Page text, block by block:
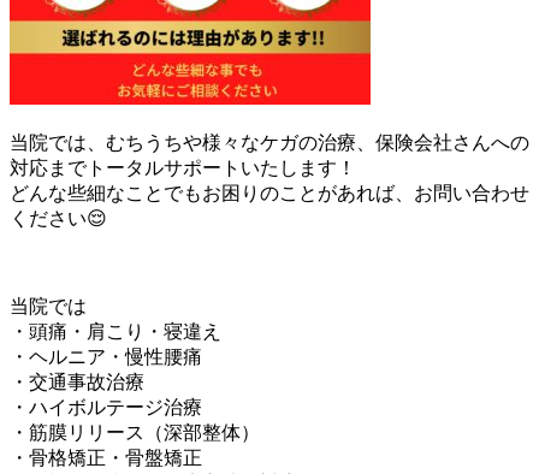
当院では、むちうちや様々なケガの治療、保険会社さんへの
対応までトータルサポートいたします！
どんな些細なことでもお困りのことがあれば、お問い合わせ
ください😌
当院では
・頭痛・肩こり・寝違え
・ヘルニア・慢性腰痛
・交通事故治療
・ハイボルテージ治療
・筋膜リリース（深部整体）
・骨格矯正・骨盤矯正